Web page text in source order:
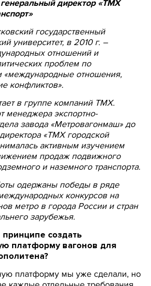
директор «ТМХ
государственный
университет, в 2010 г. –
отношений и
проблем по
«международные отношения,
конфликтов».
в группе компаний ТМХ.
менеджера экспортно-
завода «Метровагонмаш» до
«ТМХ городской
активным изучением
продаж подвижного
и наземного транспорта.
одержаны победы в ряде
конкурсов на
метро в города России и стран
зарубежья.
создать
платформу вагонов для
платформу мы уже сделали, но